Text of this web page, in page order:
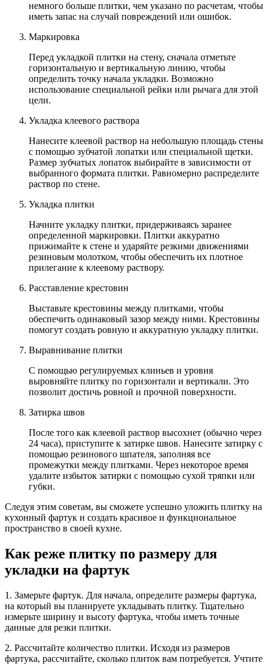
немного больше плитки, чем указано по расчетам, чтобы
иметь запас на случай повреждений или ошибок.
Маркировка
Перед укладкой плитки на стену, сначала отметьте
горизонтальную и вертикальную линию, чтобы
определить точку начала укладки. Возможно
использование специальной рейки или рычага для этой
цели.
Укладка клеевого раствора
Нанесите клеевой раствор на небольшую площадь стены
с помощью зубчатой лопатки или специальной щетки.
Размер зубчатых лопаток выбирайте в зависимости от
выбранного формата плитки. Равномерно распределите
раствор по стене.
Укладка плитки
Начните укладку плитки, придерживаясь заранее
определенной маркировки. Плитки аккуратно
прижимайте к стене и ударяйте резкими движениями
резиновым молотком, чтобы обеспечить их плотное
прилегание к клеевому раствору.
Расставление крестовин
Выставьте крестовины между плитками, чтобы
обеспечить одинаковый зазор между ними. Крестовины
помогут создать ровную и аккуратную укладку плитки.
Выравнивание плитки
С помощью регулируемых клиньев и уровня
выровняйте плитку по горизонтали и вертикали. Это
позволит достичь ровной и прочной поверхности.
Затирка швов
После того как клеевой раствор высохнет (обычно через
24 часа), приступите к затирке швов. Нанесите затирку с
помощью резинового шпателя, заполняя все
промежутки между плитками. Через некоторое время
удалите избыток затирки с помощью сухой тряпки или
губки.
Следуя этим советам, вы сможете успешно уложить плитку на
кухонный фартук и создать красивое и функциональное
пространство в своей кухне.
Как реже плитку по размеру для
укладки на фартук
1. Замерьте фартук. Для начала, определите размеры фартука,
на который вы планируете укладывать плитку. Тщательно
измерьте ширину и высоту фартука, чтобы иметь точные
данные для резки плитки.
2. Рассчитайте количество плитки. Исходя из размеров
фартука, рассчитайте, сколько плиток вам потребуется. Учтите